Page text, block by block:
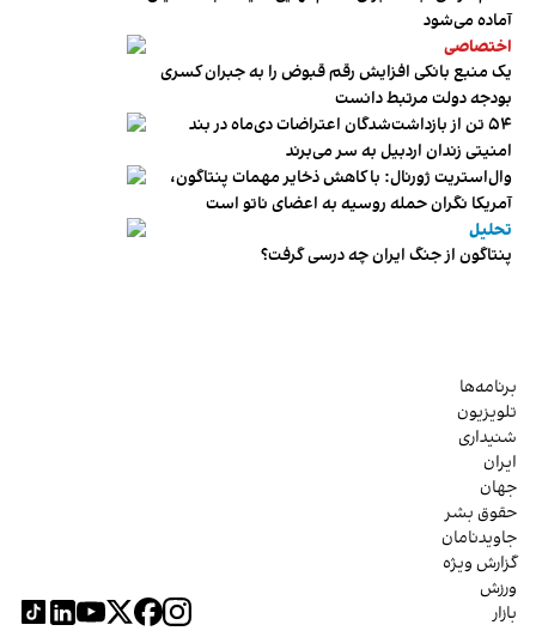
آماده می‌شود
اختصاصی
یک منبع بانکی افزایش رقم قبوض را به جبران کسری
بودجه دولت مرتبط دانست
۵۴ تن از بازداشت‌شدگان اعتراضات دی‌ماه در بند
امنیتی زندان اردبیل به سر می‌برند
وال‌استریت ژورنال: با کاهش ذخایر مهمات پنتاگون،
آمریکا نگران حمله روسیه به اعضای ناتو‌ است
تحلیل
پنتاگون از جنگ ایران چه درسی گرفت؟
برنامه‌ها
تلویزیون
شنیداری
ایران
جهان
حقوق بشر
جاویدنامان
گزارش ویژه
ورزش
بازار